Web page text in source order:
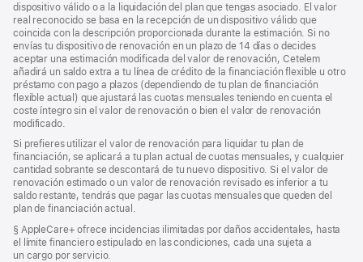
dispositivo válido o a la liquidación del plan que tengas asociado. El valor
real reconocido se basa en la recepción de un dispositivo válido que
coincida con la descripción proporcionada durante la estimación. Si no
envías tu dispositivo de renovación en un plazo de 14 días o decides
aceptar una estimación modificada del valor de renovación, Cetelem
añadirá un saldo extra a tu línea de crédito de la financiación flexible u otro
préstamo con pago a plazos (dependiendo de tu plan de financiación
flexible actual) que ajustará las cuotas mensuales teniendo en cuenta el
coste íntegro sin el valor de renovación o bien el valor de renovación
modificado.
Si prefieres utilizar el valor de renovación para liquidar tu plan de
financiación, se aplicará a tu plan actual de cuotas mensuales, y cualquier
cantidad sobrante se descontará de tu nuevo dispositivo. Si el valor de
renovación estimado o un valor de renovación revisado es inferior a tu
saldo restante, tendrás que pagar las cuotas mensuales que queden del
plan de financiación actual.
Nota
a
pie
§ AppleCare+ ofrece incidencias ilimitadas por daños accidentales, hasta
el límite financiero estipulado en las condiciones, cada una sujeta a
un cargo por servicio.